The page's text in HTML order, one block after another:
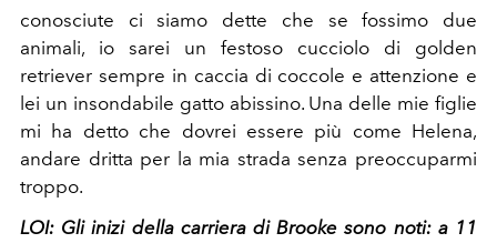
conosciute ci siamo dette che se fossimo due
animali, io sarei un festoso cucciolo di golden
retriever sempre in caccia di coccole e attenzione e
lei un insondabile gatto abissino. Una delle mie figlie
mi ha detto che dovrei essere più come Helena,
andare dritta per la mia strada senza preoccuparmi
troppo.
LOI: Gli inizi della carriera di Brooke sono noti: a 11